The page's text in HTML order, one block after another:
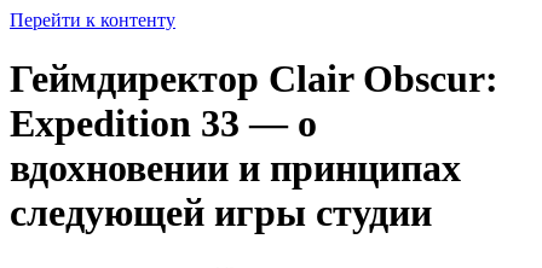
Перейти к контенту
Геймдиректор Clair Obscur:
Expedition 33 — о
вдохновении и принципах
следующей игры студии